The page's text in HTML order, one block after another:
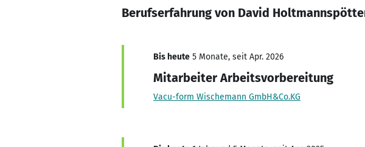
Berufserfahrung von David
Bis heute 5 Monate, seit Apr. 2026
Mitarbeiter Arbeitsvorbereitung
Vacu-form Wischemann GmbH&Co.KG